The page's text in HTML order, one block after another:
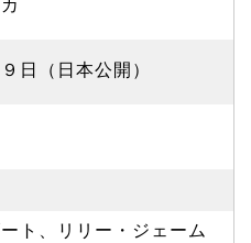
日（日本公開）
ト、リリー・ジェーム